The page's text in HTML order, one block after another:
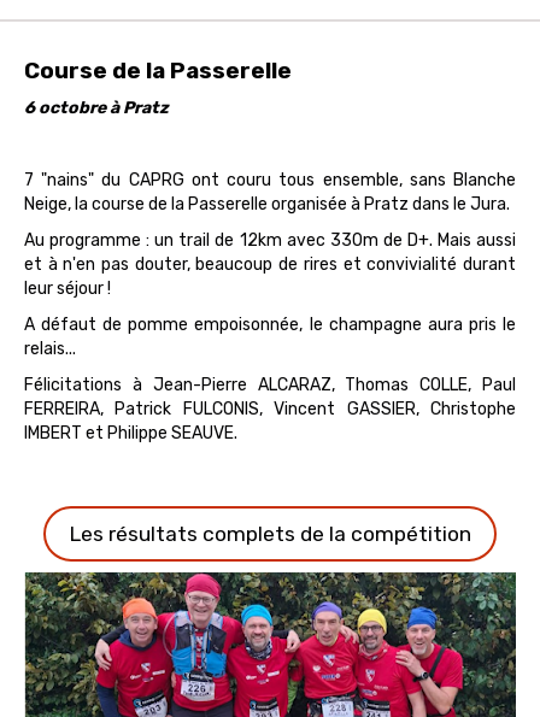
Course de la Passerelle
6 octobre à Pratz
7 "nains" du CAPRG ont couru tous ensemble, sans Blanche
Neige, la course de la Passerelle organisée à Pratz dans le Jura.
Au programme : un trail de 12km avec 330m de D+. Mais aussi
et à n'en pas douter, beaucoup de rires et convivialité durant
leur séjour !
A défaut de pomme empoisonnée, le champagne aura pris le
relais...
Félicitations à Jean-Pierre ALCARAZ, Thomas COLLE, Paul
FERREIRA, Patrick FULCONIS, Vincent GASSIER, Christophe
IMBERT et Philippe SEAUVE.
Les résultats complets de la compétition